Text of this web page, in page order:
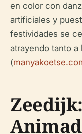
en color con
artificiales y
festividades se
atrayendo tanto
(